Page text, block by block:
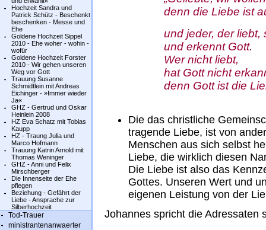
Hochzeit Sandra und
Patrick Schütz - Beschenkt
beschenken - Messe und
Ehe
Goldene Hochzeit Sippel
2010 - Ehe woher - wohin -
wofür
Goldene Hochzeit Forster
2010 - Wir gehen unseren
Weg vor Gott
Trauung Susanne
Schmidtlein mit Andreas
Eichinger - »Immer wieder
Ja«
GHZ - Gertrud und Oskar
Heinlein 2008
HZ Eva Schatz mit Tobias
Kaupp
HZ - Traung Julia und
Marco Hofmann
Trauung Katrin Arnold mit
Thomas Weninger
GHZ - Anni und Felix
Mirschberger
Die Innenseite der Ehe
pflegen
Beziehung - Gefährt der
Liebe - Ansprache zur
Silberhochzeit
Tod-Trauer
ministrantenanwaerter
denn die Liebe ist
und jeder, der liebt,
und erkennt Gott.
Wer nicht liebt,
hat Gott nicht
denn Gott ist die
Die das christliche
tragende Liebe, ist von
Menschen aus sich selbst
Liebe, die wirklich diesen
Die Liebe ist also das
Gottes. Unseren Wert und
eigenen Leistung von der
Johannes spricht die Adressaten